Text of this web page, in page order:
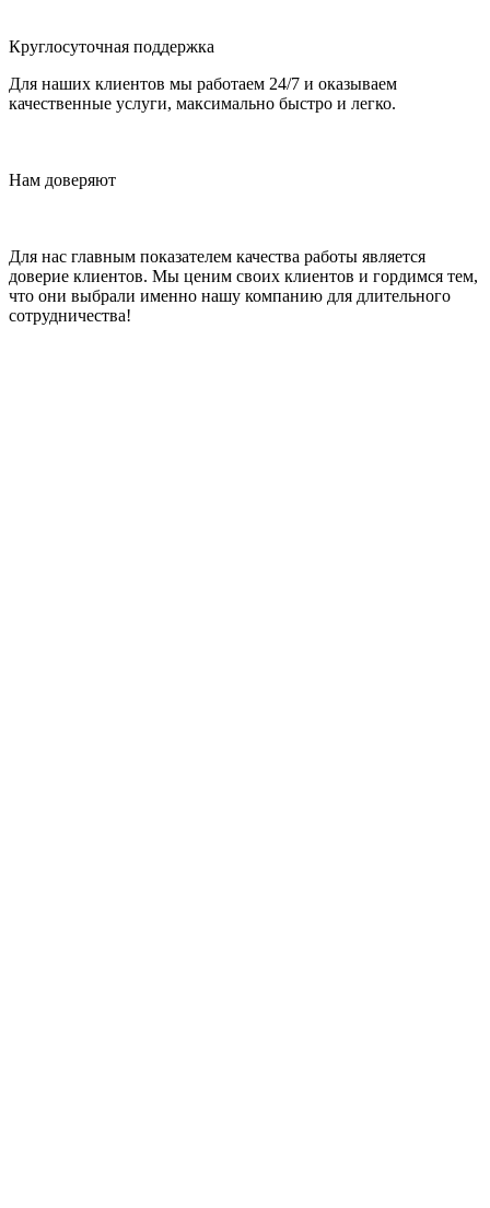
Круглосуточная поддержка
Для наших клиентов мы работаем 24/7 и оказываем
качественные услуги, максимально быстро и легко.
Нам доверяют
Для нас главным показателем качества работы является
доверие клиентов. Мы ценим своих клиентов и гордимся тем,
что они выбрали именно нашу компанию для длительного
сотрудничества!